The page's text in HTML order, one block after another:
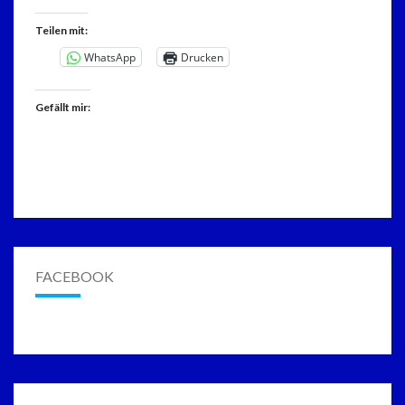
Teilen mit:
WhatsApp Drucken
Gefällt mir:
FACEBOOK